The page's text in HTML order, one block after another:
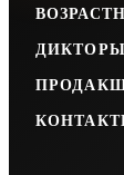
ДИКТОРЫ